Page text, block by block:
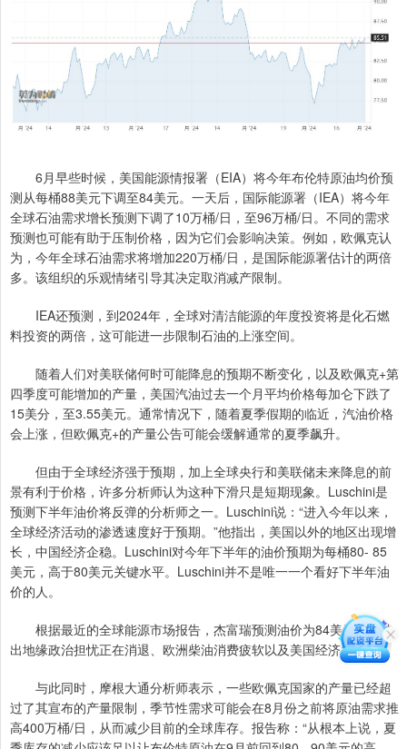
6月早些时候，美国能源情报署（EIA）将今年布伦特原油均价预
测从每桶88美元下调至84美元。一天后，国际能源署（IEA）将今年
全球石油需求增长预测下调了10万桶/日，至96万桶/日。不同的需求
预测也可能有助于压制价格，因为它们会影响决策。例如，欧佩克认
为，今年全球石油需求将增加220万桶/日，是国际能源署估计的两倍
多。该组织的乐观情绪引导其决定取消减产限制。
IEA还预测，到2024年，全球对清洁能源的年度投资将是化石燃
料投资的两倍，这可能进一步限制石油的上涨空间。
随着人们对美联储何时可能降息的预期不断变化，以及欧佩克+第
四季度可能增加的产量，美国汽油过去一个月平均价格每加仑下跌了
15美分，至3.55美元。通常情况下，随着夏季假期的临近，汽油价格
会上涨，但欧佩克+的产量公告可能会缓解通常的夏季飙升。
但由于全球经济强于预期，加上全球央行和美联储未来降息的前
景有利于价格，许多分析师认为这种下滑只是短期现象。Luschini是
预测下半年油价将反弹的分析师之一。Luschini说：“进入今年以来，
全球经济活动的渗透速度好于预期。”他指出，美国以外的地区出现增
长，中国经济企稳。Luschini对今年下半年的油价预期为每桶80- 85
美元，高于80美元关键水平。Luschini并不是唯一一个看好下半年油
价的人。
根据最近的全球能源市场报告，杰富瑞预测油价为84美元，反映
出地缘政治担忧正在消退、欧洲柴油消费疲软以及美国经济放缓。
与此同时，摩根大通分析师表示，一些欧佩克国家的产量已经超
过了其宣布的产量限制，季节性需求可能会在8月份之前将原油需求推
高400万桶/日，从而减少目前的全球库存。报告称：“从根本上说，夏